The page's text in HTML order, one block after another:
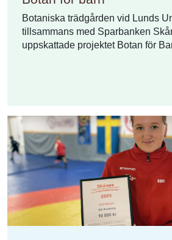
Botaniska trädgården vid Lunds
tillsammans med Sparbanken
uppskattade projektet Botan för